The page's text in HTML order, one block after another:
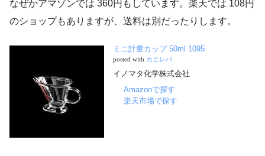
なぜかアマゾンでは 360円もしています。楽天では 108円
のショップもありますが、送料は別だったりします。
ミニ計量カップ 50ml 1095
posted with カエレバ
イノマタ化学株式会社
Amazonで探す
楽天市場で探す